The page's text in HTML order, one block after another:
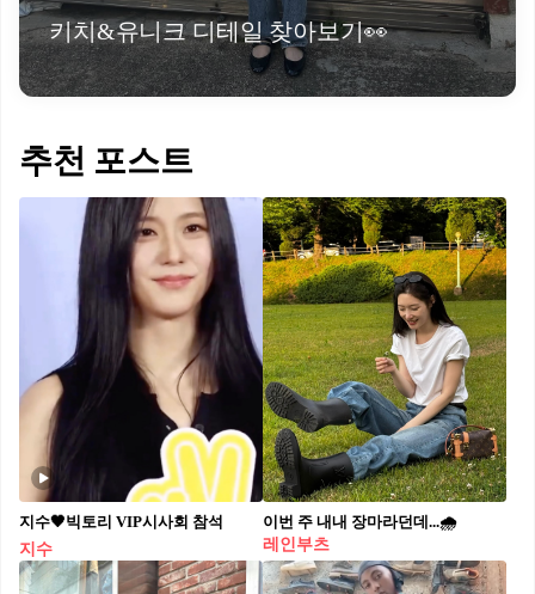
키치&유니크 디테일 찾아보기👀
추천 포스트
지수🖤빅토리 VIP시사회 참석
지수
이번 주 내내 장마라던데...🌧️
레인부츠